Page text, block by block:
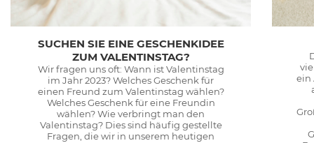
SUCHEN SIE EINE GESCHENKIDEE
ZUM VALENTINSTAG?
Wir fragen uns oft: Wann ist Valentinstag
im Jahr 2023? Welches Geschenk für
einen Freund zum Valentinstag wählen?
Welches Geschenk für eine Freundin
wählen? Wie verbringt man den
Valentinstag? Dies sind häufig gestellte
Fragen, die wir in unserem heutigen
ein